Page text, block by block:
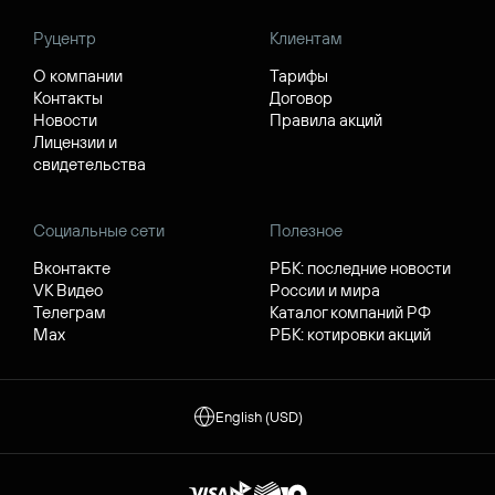
Руцентр
О компании
Контакты
Новости
Лицензии и
свидетельства
Клиентам
Тарифы
Договор
Правила акций
Социальные сети
Вконтакте
VK Видео
Телеграм
Max
Полезное
РБК: последние новости
России и мира
Каталог компаний РФ
РБК: котировки акций
English (USD)